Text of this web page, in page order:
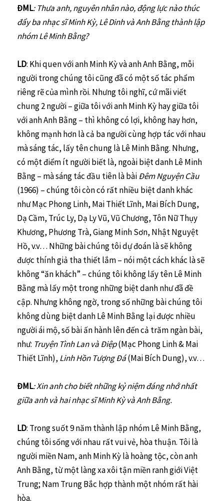
ĐML: Thưa anh, nguyên nhân nào, động lực nào thúc
đẩy ba nhạc sĩ Minh Kỳ, Lê Dinh và Anh Bằng thành lập
nhóm Lê Minh Bằng?
LD: Khi quen với anh Minh Kỳ và anh Anh Bằng, mỗi
người trong chúng tôi cũng đã có một số tác phẩm
riêng rẽ của mình rồi. Nhưng tôi nghĩ, cứ mãi viết
chung 2 người – giữa tôi với anh Minh Kỳ hay giữa tôi
với anh Anh Bằng – thì không có lợi, không hay hơn,
không mạnh hơn là cả ba người cùng hợp tác với nhau
mà sáng tác, lấy tên chung là Lê Minh Bằng. Nhưng,
có một điểm ít người biết là, ngoài biệt danh Lê Minh
Bằng – mà sáng tác đầu tiên là bài Đêm Nguyện Cầu
(1966) – chúng tôi còn có rất nhiều biệt danh khác
như Mạc Phong Linh, Mai Thiết Lĩnh, Mai Bích Dung,
Dạ Cầm, Trúc Ly, Dạ Ly Vũ, Vũ Chương, Tôn Nữ Thụy
Khương, Phương Trà, Giang Minh Sơn, Nhật Nguyệt
Hồ, v.v… Những bài chúng tôi dự đoán là sẽ không
được thính giả tha thiết lắm – nói một cách khác là sẽ
không “ăn khách” – chúng tôi không lấy tên Lê Minh
Bằng mà lấy một trong những biệt danh như đã đề
cập. Nhưng không ngờ, trong số những bài chúng tôi
không dùng biệt danh Lê Minh Bằng lại được nhiều
người ái mộ, số bài ấn hành lên đến cả trăm ngàn bài,
như: Truyện Tình Lan và Điệp(Mạc Phong Linh & Mai
Thiết Lĩnh), Linh Hồn Tượng Đá(Mai Bích Dung), v.v…
ĐML: Xin anh cho biết những kỷ niệm đáng nhớ nhất
giữa anh và hai nhạc sĩ Minh Kỳ và Anh Bằng.
LD: Trong suốt 9 năm thành lập nhóm Lê Minh Bằng,
chúng tôi sống với nhau rất vui vẻ, hòa thuận. Tôi là
người miền Nam, anh Minh Kỳ là hoàng tộc, còn anh
Anh Bằng, từ một làng xa xôi tận miền ranh giới Việt
Trung; Nam Trung Bắc hợp thành một nhóm rất hài
hòa.